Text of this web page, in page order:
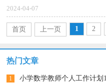
么样的呢？下面是小编整理的学
2024-04-07
首页 上一页 1 2
热门文章
1 小学数学教师个人工作计划